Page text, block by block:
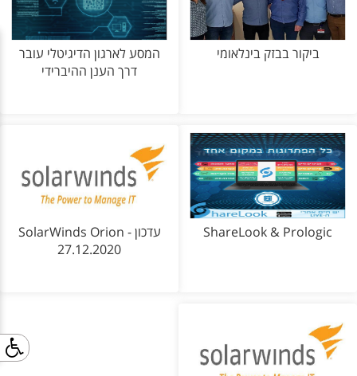
ביקור בבזק בינלאומי
המסע לארגון הדיגיטלי עובר
דרך הענן ההיברידי
ShareLook & Prologic
SolarWinds Orion - עדכון
27.12.2020